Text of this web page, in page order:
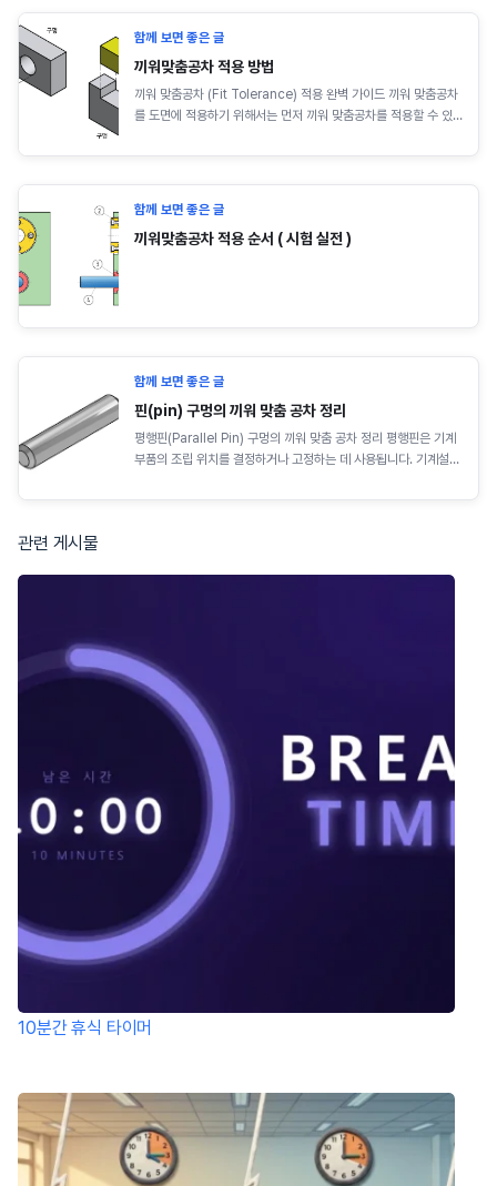
함께 보면 좋은 글
끼워맞춤공차 적용 방법
끼워 맞춤공차 (Fit Tolerance) 적용 완벽 가이드 끼워 맞춤공차
를 도면에 적용하기 위해서는 먼저 끼워 맞춤공차를 적용할 수 있
조건 ①...
함께 보면 좋은 글
끼워맞춤공차 적용 순서 ( 시험 실전 )
끼워 맞춤 공차를 적용하는 원리에 대해서는 지난 글에서 자세히
함께 보면 좋은 글
핀(pin) 구멍의 끼워 맞춤 공차 정리
평행핀(Parallel Pin) 구멍의 끼워 맞춤 공차 정리 평행핀은 기계
부품의 조립 위치를 결정하거나 고정하는 데 사용됩니다. 기계설계
멍의 공차를...
관련 게시물
10분간 휴식 타이머